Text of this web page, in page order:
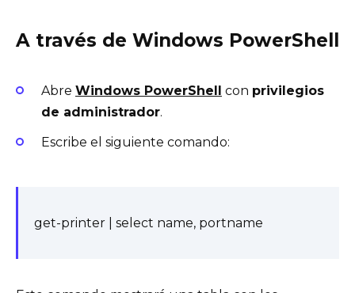
A través de Windows PowerShell
Abre Windows PowerShell con privilegios
de administrador.
Escribe el siguiente comando:
get-printer | select name, portname